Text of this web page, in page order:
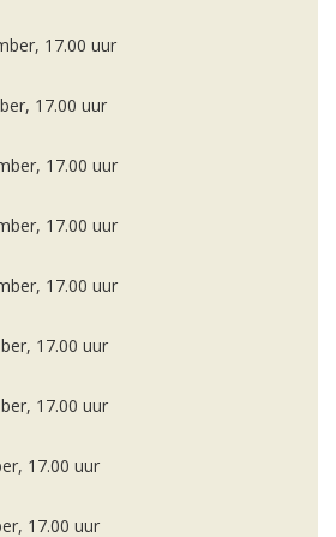
17.00 uur
17.00 uur
17.00 uur
17.00 uur
17.00 uur
17.00 uur
17.00 uur
17.00 uur
17.00 uur